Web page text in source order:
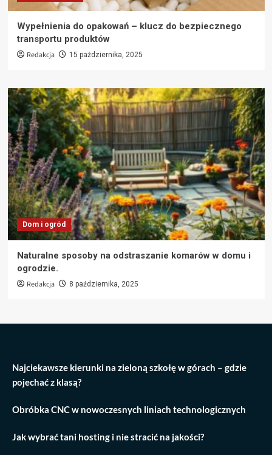
Wypełnienia do opakowań – klucz do bezpiecznego
transportu produktów
Redakcja 15 października, 2025
Dom i ogród
Naturalne sposoby na odstraszanie komarów w domu i
ogrodzie.
Redakcja 8 października, 2025
Najciekawsze kierunki na zieloną szkołę w górach – gdzie
pojechać z klasą?
Obróbka CNC w nowoczesnych liniach technologicznych
Jak wybrać tani hosting i nie stracić na jakości?